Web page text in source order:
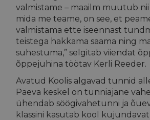
valmistame – maailm muutub nii
mida me teame, on see, et
valmistama ette iseennast
teistega hakkama saama ning
suhestuma,” selgitab viiendat
õppejuhina töötav Kerli Reeder.
Avatud Koolis algavad tunnid
Päeva keskel on tunniajane
ühendab söögivahetunni ja
klassini kasutab kool